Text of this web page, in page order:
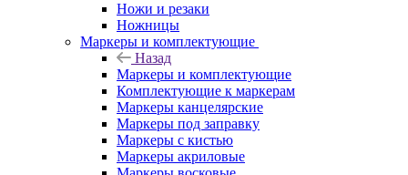
Ножи и резаки
Ножницы
Маркеры и комплектующие
Назад
Маркеры и комплектующие
Комплектующие к маркерам
Маркеры канцелярские
Маркеры под заправку
Маркеры с кистью
Маркеры акриловые